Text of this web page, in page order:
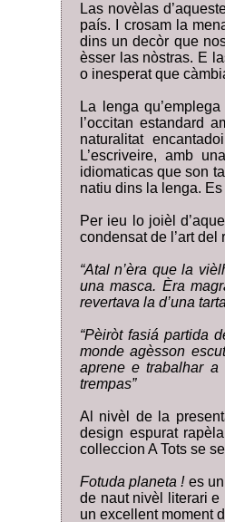
Las novèlas
país. I crosam la
dins un decòr que
èsser las nòstras. E
o inesperat que
La lenga
l’occitan estandard
naturalitat
L’escriveire, amb
idiomaticas que son
natiu dins la lenga.
Per ieu lo joièl
condensat de l’art
“Atal n’èra que la
una masca. Èra
revertava la d’una
“Pèiròt fasiá partida
monde agèsson
aprene e trabalhar a
trempas”
Al nivèl de la
design espurat
colleccion A Tots se
Fotuda planeta !es un
de naut nivèl literari e
un excellent moment